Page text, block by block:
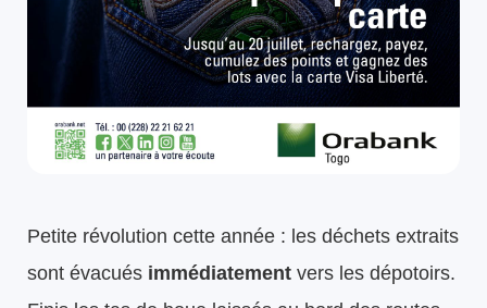
Petite révolution cette année : les déchets extraits
sont évacués immédiatement vers les dépotoirs.